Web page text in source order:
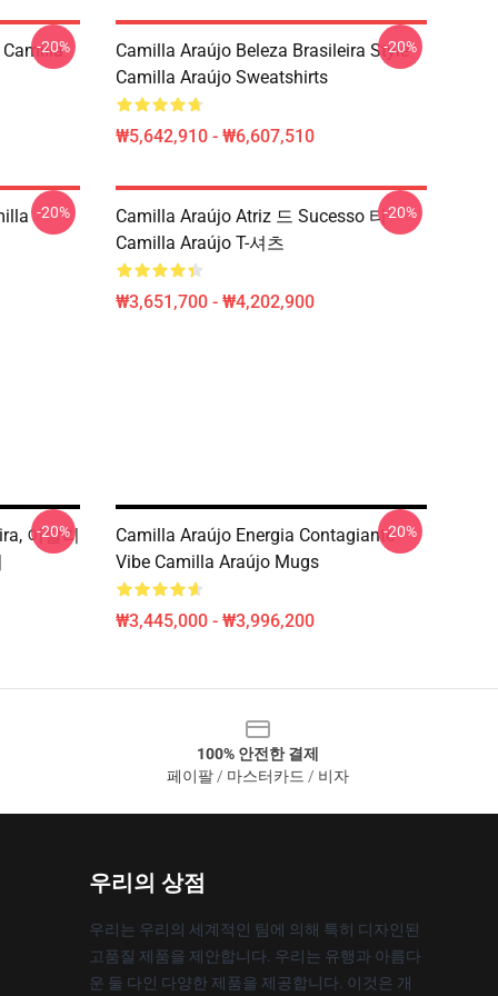
-20%
Camilla Araújo Beleza Brasileira Style
Camilla Araújo Sweatshirts
₩5,642,910 - ₩6,607,510
-20%
-20%
Camilla Araújo Atriz 드 Sucesso 티
Camilla Araújo T-셔츠
₩3,651,700 - ₩4,202,900
-20%
이탈리
-20%
Camilla Araújo Energia Contagiante
Vibe Camilla Araújo Mugs
₩3,445,000 - ₩3,996,200
-20%
100% 안전한 결제
페이팔 / 마스터카드 / 비자
우리의 상점
우리는 우리의 세계적인 팀에 의해 특히 디자인된
고품질 제품을 제안합니다. 우리는 유행과 아름다
운 둘 다인 다양한 제품을 제공합니다. 이것은 개